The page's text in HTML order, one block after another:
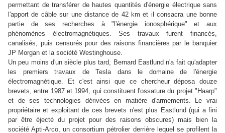
permettant de transférer de hautes quantités d'énergie électrique sans
l'apport de câble sur une distance de 42 km et il consacra une bonne
partie de ses recherches à "l'énergie ionosphérique" et aux
phénomènes électromagnétiques. Ses travaux furent financés,
canalisés, puis censurés pour des raisons financières par le banquier
JP Morgan et la société Westinghouse.
Un peu moins d'un siècle plus tard, Bernard Eastlund n'a fait qu'adapter
les premiers travaux de Tesla dans le domaine de l'énergie
électromagnétique. Et c'est ainsi que ce chercheur déposa douze
brevets, entre 1987 et 1994, qui constituent l'ossature du projet "Haarp"
et de ses technologies dérivées en matière d'armements. Le vrai
propriétaire et exploitant de ces brevets n'est plus Eastlund (qui a fini
par être éjecté du projet pour des raisons obscures) mais bien la
société Apti-Arco, un consortium pétrolier derrière lequel se profilent la